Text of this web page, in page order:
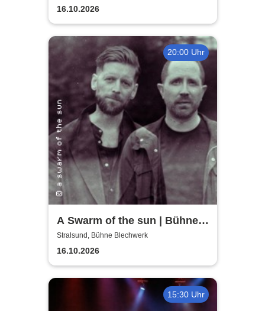
16.10.2026
20:00 Uhr
A Swarm of the sun | Bühne
Blechwerk
Stralsund, Bühne Blechwerk
16.10.2026
15:30 Uhr